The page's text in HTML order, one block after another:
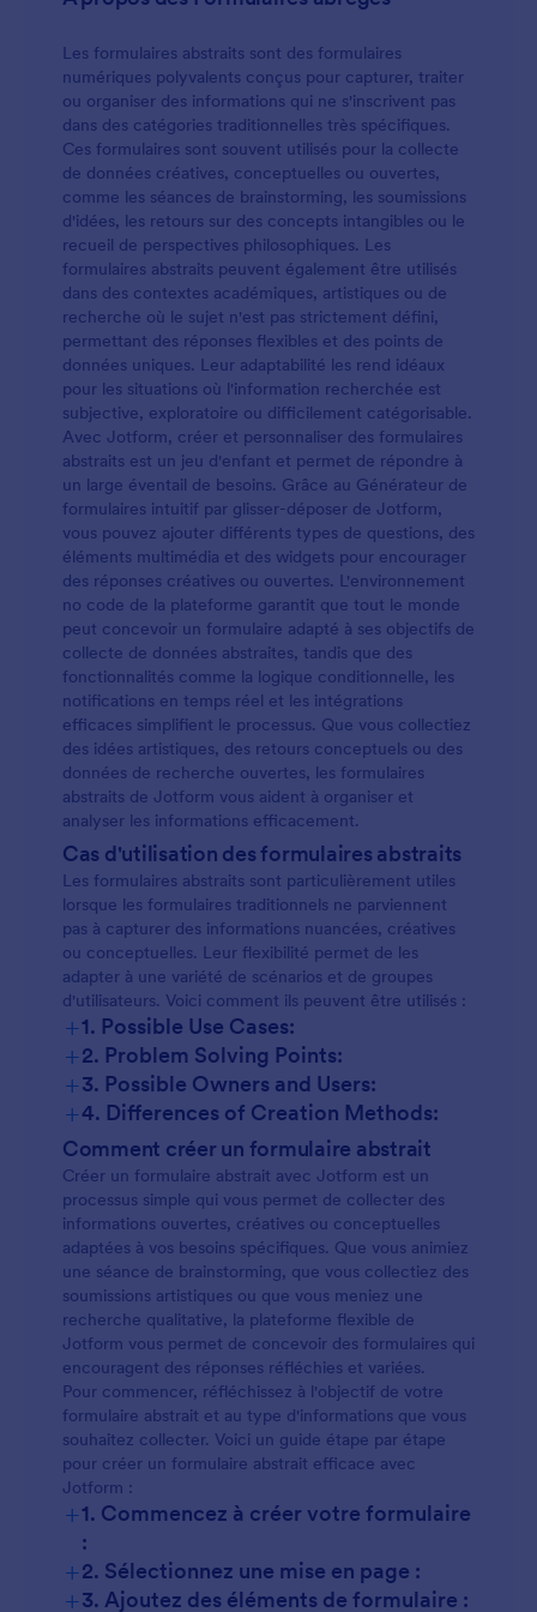
Les formulaires abstraits sont des formulaires
numériques polyvalents conçus pour capturer, traiter
ou organiser des informations qui ne s'inscrivent pas
dans des catégories traditionnelles très spécifiques.
Ces formulaires sont souvent utilisés pour la collecte
de données créatives, conceptuelles ou ouvertes,
comme les séances de brainstorming, les soumissions
d'idées, les retours sur des concepts intangibles ou le
recueil de perspectives philosophiques. Les
formulaires abstraits peuvent également être utilisés
dans des contextes académiques, artistiques ou de
recherche où le sujet n'est pas strictement défini,
permettant des réponses flexibles et des points de
données uniques. Leur adaptabilité les rend idéaux
pour les situations où l'information recherchée est
subjective, exploratoire ou difficilement catégorisable.
Avec Jotform, créer et personnaliser des formulaires
abstraits est un jeu d'enfant et permet de répondre à
un large éventail de besoins. Grâce au Générateur de
formulaires intuitif par glisser-déposer de Jotform,
vous pouvez ajouter différents types de questions, des
éléments multimédia et des widgets pour encourager
des réponses créatives ou ouvertes. L'environnement
no code de la plateforme garantit que tout le monde
peut concevoir un formulaire adapté à ses objectifs de
collecte de données abstraites, tandis que des
fonctionnalités comme la logique conditionnelle, les
notifications en temps réel et les intégrations
efficaces simplifient le processus. Que vous collectiez
des idées artistiques, des retours conceptuels ou des
données de recherche ouvertes, les formulaires
abstraits de Jotform vous aident à organiser et
analyser les informations efficacement.
Cas d'utilisation des formulaires abstraits
Les formulaires abstraits sont particulièrement utiles
lorsque les formulaires traditionnels ne parviennent
pas à capturer des informations nuancées, créatives
ou conceptuelles. Leur flexibilité permet de les
adapter à une variété de scénarios et de groupes
d'utilisateurs. Voici comment ils peuvent être utilisés :
+1. Possible Use Cases:
+2. Problem Solving Points:
+3. Possible Owners and Users:
+4. Differences of Creation Methods:
Le contenu et les champs peuvent varier
considérablement :
Comment créer un formulaire abstrait
Créer un formulaire abstrait avec Jotform est un
processus simple qui vous permet de collecter des
informations ouvertes, créatives ou conceptuelles
adaptées à vos besoins spécifiques. Que vous animiez
une séance de brainstorming, que vous collectiez des
soumissions artistiques ou que vous meniez une
recherche qualitative, la plateforme flexible de
Jotform vous permet de concevoir des formulaires qui
encouragent des réponses réfléchies et variées.
Pour commencer, réfléchissez à l'objectif de votre
formulaire abstrait et au type d'informations que vous
souhaitez collecter. Voici un guide étape par étape
pour créer un formulaire abstrait efficace avec
Jotform :
+1. Commencez à créer votre formulaire
:
+2. Sélectionnez une mise en page :
+3. Ajoutez des éléments de formulaire :